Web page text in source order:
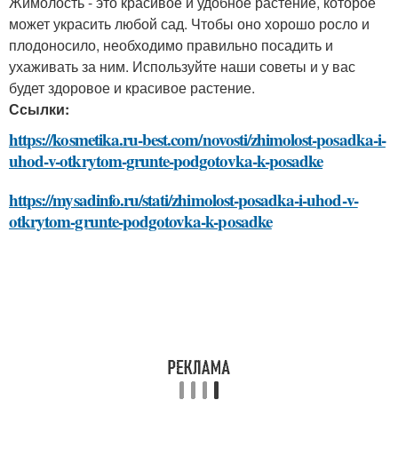
может украсить любой сад. Чтобы оно хорошо росло и
плодоносило, необходимо правильно посадить и
ухаживать за ним. Используйте наши советы и у вас
будет здоровое и красивое растение.
Ссылки:
https://kosmetika.ru-best.com/novosti/zhimolost-posadka-i-
uhod-v-otkrytom-grunte-podgotovka-k-posadke
https://mysadinfo.ru/stati/zhimolost-posadka-i-uhod-v-
otkrytom-grunte-podgotovka-k-posadke